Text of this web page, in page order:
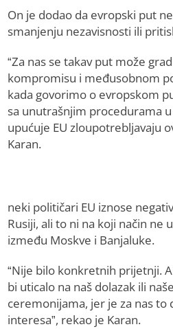
On je dodao da evropski put
smanjenju nezavisnosti ili
“Za nas se takav put može
kompromisu i međusobnom
kada govorimo o evropskom
sa unutrašnjim procedurama
upućuje EU zloupotrebljavaju
Karan.
neki političari EU iznose
Rusiji, ali to ni na koji način ne
između Moskve i Banjaluke.
“Nije bilo konkretnih prijetnji.
bi uticalo na naš dolazak ili
ceremonijama, jer je za nas to
interesa”, rekao je Karan.